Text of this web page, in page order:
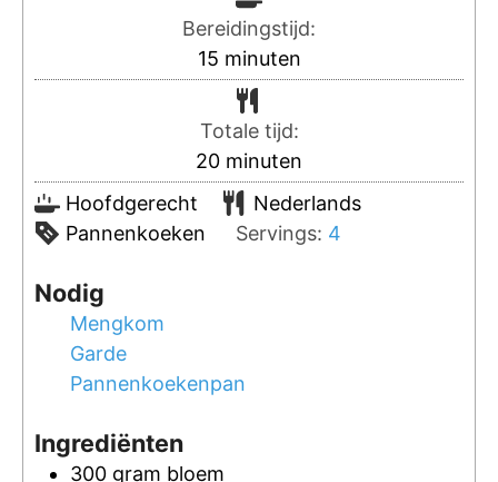
Bereidingstijd:
15 minuten
Totale tijd:
20 minuten
Hoofdgerecht
Nederlands
Pannenkoeken
Servings: 4
Nodig
Mengkom
Garde
Pannenkoekenpan
Ingrediënten
300 gram bloem